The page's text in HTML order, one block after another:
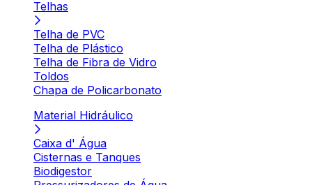
Telhas
Telha de PVC
Telha de Plástico
Telha de Fibra de Vidro
Toldos
Chapa de Policarbonato
Material Hidráulico
Caixa d' Água
Cisternas e Tanques
Biodigestor